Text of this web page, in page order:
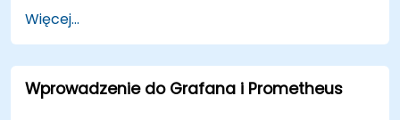
Tworzyć proste pulpity nawigacyjne i alerty
do wizualizacji wydajności systemu.
Stosować najlepsze praktyki w
monitorowaniu dostępności i wydajności
Więcej...
Wprowadzenie do Grafana i Prometheus